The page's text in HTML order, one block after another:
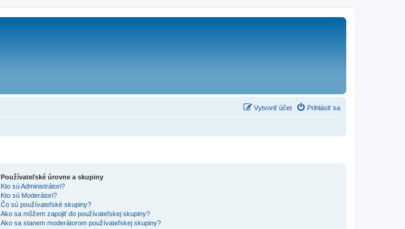
Prihlásiť sa
Vytvoriť účet
Používateľské úrovne a skupiny
Kto sú Administrátori?
Kto sú Moderátori?
Čo sú používateľské skupiny?
Ako sa môžem zapojiť do používateľskej skupiny?
Ako sa stanem moderátorom používateľskej skupiny?